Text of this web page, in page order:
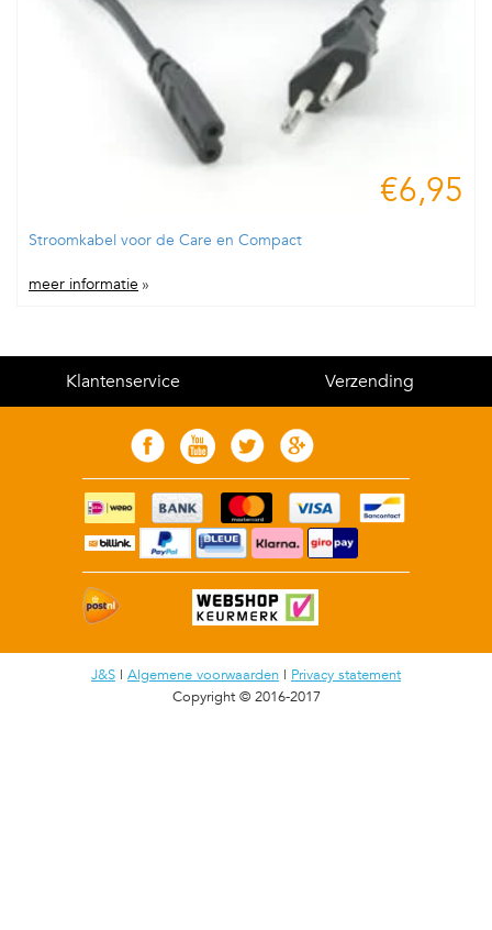
€6,95
Stroomkabel voor de Care en Compact
meer informatie »
Klantenservice Verzending
J&S | Algemene voorwaarden | Privacy statement
Copyright © 2016-2017